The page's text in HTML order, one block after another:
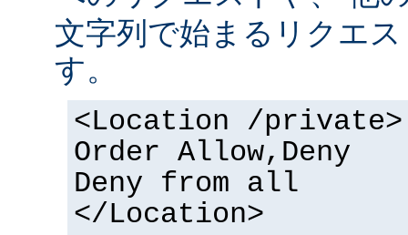
文字列で始まるリクエ
す。
<Location /private>
Order Allow,Deny
Deny from all
</Location>